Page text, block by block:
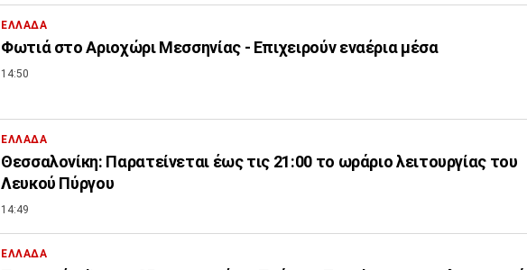
ΕΛΛΑΔΑ
Φωτιά στο Αριοχώρι Μεσσηνίας - Επιχειρούν εναέρια μέσα
14:50
ΕΛΛΑΔΑ
Θεσσαλονίκη: Παρατείνεται έως τις 21:00 το ωράριο λειτουργίας του
Λευκού Πύργου
14:49
ΕΛΛΑΔΑ